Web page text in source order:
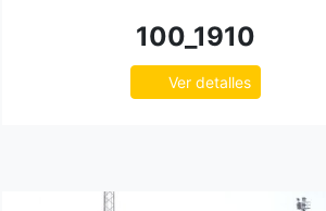
100_1910
Ver detalles